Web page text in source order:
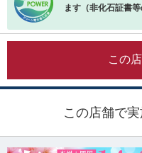
ます（非化石証書等
この
この店舗で